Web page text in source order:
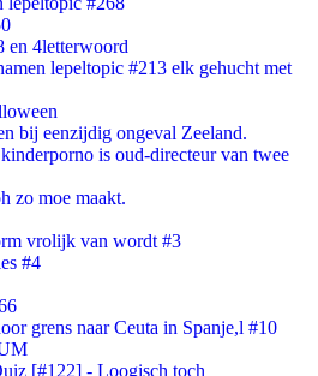
en 4letterwoord
lepeltopic #213 elk gehucht met
bij eenzijdig ongeval Zeeland.
is oud-directeur van twee
zo moe maakt.
vrolijk van wordt #3
#4
grens naar Ceuta in Spanje,l #10
[#122] - Loogisch toch